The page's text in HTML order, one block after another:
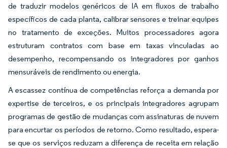
de traduzir modelos genéricos de IA em fluxos de trabalho
específicos de cada planta, calibrar sensores e treinar equipes
no tratamento de exceções. Muitos processadores agora
estruturam contratos com base em taxas vinculadas ao
desempenho, recompensando os integradores por ganhos
mensuráveis de rendimento ou energia.
A escassez contínua de competências reforça a demanda por
expertise de terceiros, e os principais integradores agrupam
programas de gestão de mudanças com assinaturas de nuvem
para encurtar os períodos de retorno. Como resultado, espera-
se que os serviços reduzam a diferença de receita em relação